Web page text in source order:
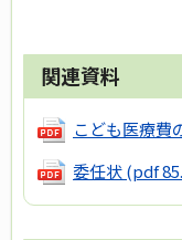
関連資料
こども医療費
委任状(pdf